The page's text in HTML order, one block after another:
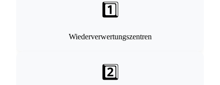
1️⃣
Wiederverwertungszentren
2️⃣